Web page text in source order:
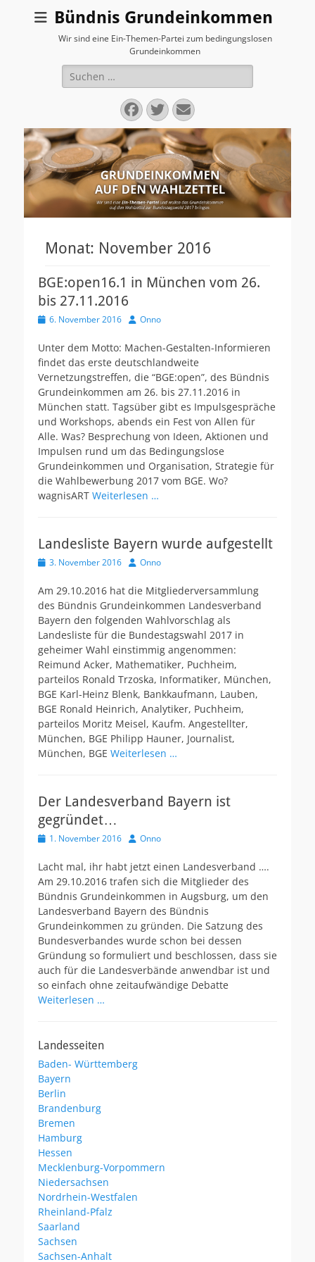
Bündnis Grundeinkommen
Wir sind eine Ein-Themen-Partei zum bedingungslosen
Grundeinkommen
Suchen
nach:
Facebook
Twitter
E-
Mail
Monat: November 2016
BGE:open16.1 in München vom 26.
bis 27.11.2016
V
r
ö
f
f
e
n
t
l
i
c
h
t
a
6. November 2016 A
t
r
Onno
Unter dem Motto: Machen-Gestalten-Informieren
findet das erste deutschlandweite
Vernetzungstreffen, die “BGE:open”, des Bündnis
Grundeinkommen am 26. bis 27.11.2016 in
München statt. Tagsüber gibt es Impulsgespräche
und Workshops, abends ein Fest von Allen für
Alle. Was? Besprechung von Ideen, Aktionen und
Impulsen rund um das Bedingungslose
Grundeinkommen und Organisation, Strategie für
die Wahlbewerbung 2017 vom BGE. Wo?
wagnisART Weiterlesen …
Landesliste Bayern wurde aufgestellt
V
r
ö
f
f
e
n
t
l
i
c
h
t
a
m
3. November 2016 A
t
o
r
Onno
Am 29.10.2016 hat die Mitgliederversammlung
des Bündnis Grundeinkommen Landesverband
Bayern den folgenden Wahlvorschlag als
Landesliste für die Bundestagswahl 2017 in
geheimer Wahl einstimmig angenommen:
Reimund Acker, Mathematiker, Puchheim,
parteilos Ronald Trzoska, Informatiker, München,
BGE Karl-Heinz Blenk, Bankkaufmann, Lauben,
BGE Ronald Heinrich, Analytiker, Puchheim,
parteilos Moritz Meisel, Kaufm. Angestellter,
München, BGE Philipp Hauner, Journalist,
München, BGE Weiterlesen …
Der Landesverband Bayern ist
gegründet…
V
r
ö
f
f
e
n
t
l
c
h
t
1. November 2016 A
t
o
r
Onno
Lacht mal, ihr habt jetzt einen Landesverband ….
Am 29.10.2016 trafen sich die Mitglieder des
Bündnis Grundeinkommen in Augsburg, um den
Landesverband Bayern des Bündnis
Grundeinkommen zu gründen. Die Satzung des
Bundesverbandes wurde schon bei dessen
Gründung so formuliert und beschlossen, dass sie
auch für die Landesverbände anwendbar ist und
so einfach ohne zeitaufwändige Debatte
Weiterlesen …
Landesseiten
Baden- Württemberg
Bayern
Berlin
Brandenburg
Bremen
Hamburg
Hessen
Mecklenburg-Vorpommern
Niedersachsen
Nordrhein-Westfalen
Rheinland-Pfalz
Saarland
Sachsen
Sachsen-Anhalt